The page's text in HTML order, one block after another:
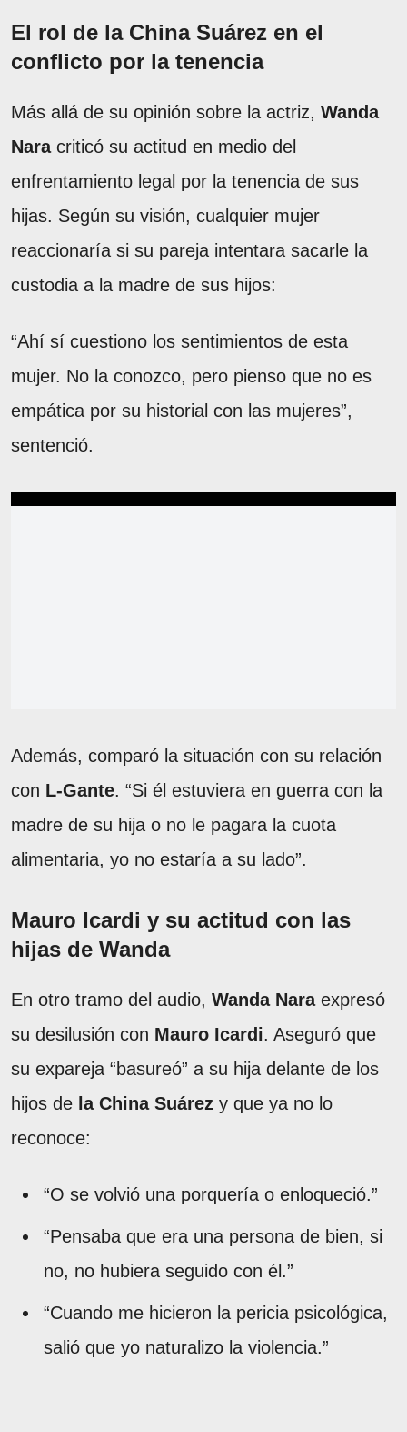
El rol de la China Suárez en el
conflicto por la tenencia
Más allá de su opinión sobre la actriz, Wanda
Naracriticó su actitud en medio del
enfrentamiento legal por la tenencia de sus
hijas. Según su visión, cualquier mujer
reaccionaría si su pareja intentara sacarle la
custodia a la madre de sus hijos:
“Ahí sí cuestiono los sentimientos de esta
mujer. No la conozco, pero pienso que no es
empática por su historial con las mujeres”,
sentenció.
Además, comparó la situación con su relación
con L-Gante. “Si él estuviera en guerra con la
madre de su hija o no le pagara la cuota
alimentaria, yo no estaría a su lado”.
Mauro Icardi y su actitud con las
hijas de Wanda
En otro tramo del audio, Wanda Naraexpresó
su desilusión con Mauro Icardi. Aseguró que
su expareja “basureó” a su hija delante de los
hijos de la China Suárez y que ya no lo
reconoce:
“O se volvió una porquería o enloqueció.”
“Pensaba que era una persona de bien, si
no, no hubiera seguido con él.”
“Cuando me hicieron la pericia psicológica,
salió que yo naturalizo la violencia.”